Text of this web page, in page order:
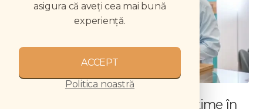
Suprataxarea contractelor part-time în
asigura că aveți cea mai bună
experiență.
ACCEPT
Politica noastră